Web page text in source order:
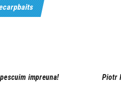
impreuna!
Piotr